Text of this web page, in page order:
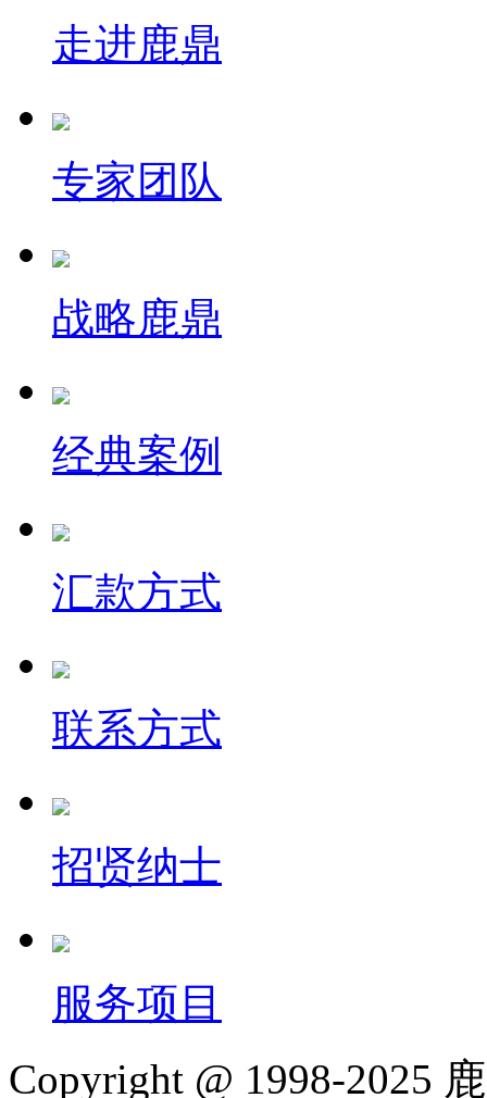
走进鹿鼎
专家团队
战略鹿鼎
经典案例
汇款方式
联系方式
招贤纳士
服务项目
Copyright @ 1998-2025